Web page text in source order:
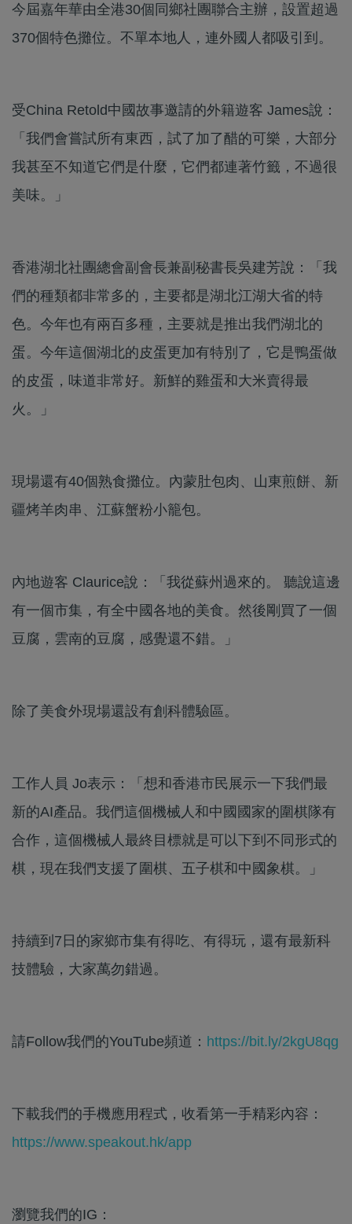
今屆嘉年華由全港30個同鄉社團聯合主辦，設置超過
370個特色攤位。不單本地人，連外國人都吸引到。
受China Retold中國故事邀請的外籍遊客 James說：
「我們會嘗試所有東西，試了加了醋的可樂，大部分
我甚至不知道它們是什麼，它們都連著竹籤，不過很
美味。」
香港湖北社團總會副會長兼副秘書長吳建芳說：「我
們的種類都非常多的，主要都是湖北江湖大省的特
色。今年也有兩百多種，主要就是推出我們湖北的
蛋。今年這個湖北的皮蛋更加有特別了，它是鴨蛋做
的皮蛋，味道非常好。新鮮的雞蛋和大米賣得最
火。」
現場還有40個熟食攤位。內蒙肚包肉、山東煎餅、新
疆烤羊肉串、江蘇蟹粉小籠包。
內地遊客 Claurice說：「我從蘇州過來的。 聽說這邊
有一個市集，有全中國各地的美食。然後剛買了一個
豆腐，雲南的豆腐，感覺還不錯。」
除了美食外現場還設有創科體驗區。
工作人員 Jo表示：「想和香港市民展示一下我們最
新的AI產品。我們這個機械人和中國國家的圍棋隊有
合作，這個機械人最終目標就是可以下到不同形式的
棋，現在我們支援了圍棋、五子棋和中國象棋。」
持續到7日的家鄉市集有得吃、有得玩，還有最新科
技體驗，大家萬勿錯過。
請Follow我們的YouTube頻道： https://bit.ly/2kgU8qg
下載我們的手機應用程式，收看第一手精彩內容：
https://www.speakout.hk/app
瀏覽我們的IG：